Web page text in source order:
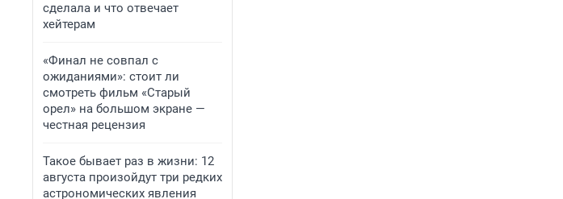
сделала и что отвечает
хейтерам
«Финал не совпал с
ожиданиями»: стоит ли
смотреть фильм «Старый
орел» на большом экране —
честная рецензия
Такое бывает раз в жизни: 12
августа произойдут три редких
астрономических явления